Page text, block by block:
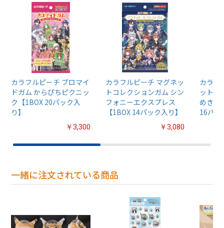
カラフルピーチ ブロマイ
ドガム からぴちピクニッ
ク【1BOX 20パック入
り】
￥3,300
カラフルピーチ マグネッ
トコレクションガム シン
フォニーエクスプレス
【1BOX 14パック入り】
￥3,080
カラフ
ットス
めきレ
16パッ
一緒に注文されている商品